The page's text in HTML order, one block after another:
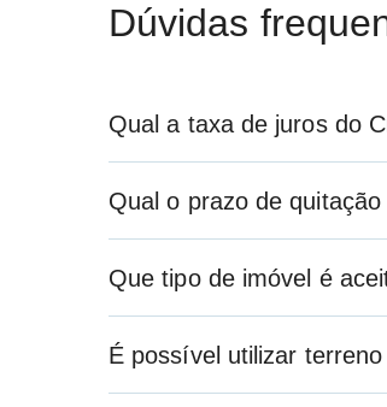
Dúvidas
Qual a taxa de juros do
Qual o prazo de
Que tipo de imóvel é
É possível utilizar